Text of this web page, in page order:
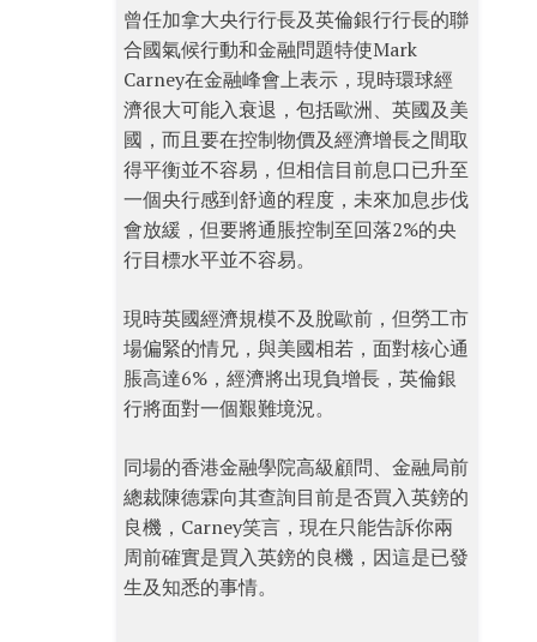
曾任加拿大央行行長及英倫銀行行長的聯
合國氣候行動和金融問題特使Mark
Carney在金融峰會上表示，現時環球經
濟很大可能入衰退，包括歐洲、英國及美
國，而且要在控制物價及經濟增長之間取
得平衡並不容易，但相信目前息口已升至
一個央行感到舒適的程度，未來加息步伐
會放緩，但要將通脹控制至回落2%的央
行目標水平並不容易。
現時英國經濟規模不及脫歐前，但勞工市
場偏緊的情兄，與美國相若，面對核心通
脹高達6%，經濟將出現負增長，英倫銀
行將面對一個艱難境況。
同場的香港金融學院高級顧問、金融局前
總裁陳德霖向其查詢目前是否買入英鎊的
良機，Carney笑言，現在只能告訴你兩
周前確實是買入英鎊的良機，因這是已發
生及知悉的事情。